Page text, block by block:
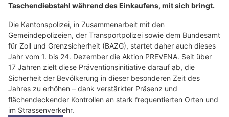
Taschendiebstahl während des Einkaufens, mit sich bringt.
Die Kantonspolizei, in Zusammenarbeit mit den
Gemeindepolizeien, der Transportpolizei sowie dem Bundesamt
für Zoll und Grenzsicherheit (BAZG), startet daher auch dieses
Jahr vom 1. bis 24. Dezember die Aktion PREVENA. Seit über
17 Jahren zielt diese Präventionsinitiative darauf ab, die
Sicherheit der Bevölkerung in dieser besonderen Zeit des
Jahres zu erhöhen – dank verstärkter Präsenz und
flächendeckender Kontrollen an stark frequentierten Orten und
im Strassenverkehr.